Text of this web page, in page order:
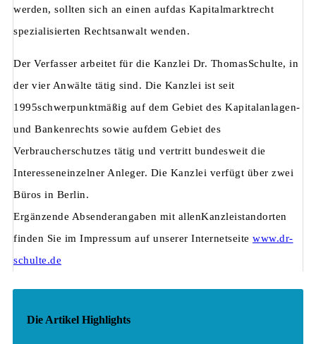
werden, sollten sich an einen aufdas Kapitalmarktrecht
spezialisierten Rechtsanwalt wenden.
Der Verfasser arbeitet für die Kanzlei Dr. ThomasSchulte, in
der vier Anwälte tätig sind. Die Kanzlei ist seit
1995schwerpunktmäßig auf dem Gebiet des Kapitalanlagen-
und Bankenrechts sowie aufdem Gebiet des
Verbraucherschutzes tätig und vertritt bundesweit die
Interesseneinzelner Anleger. Die Kanzlei verfügt über zwei
Büros in Berlin.
Ergänzende Absenderangaben mit allenKanzleistandorten
finden Sie im Impressum auf unserer Internetseite www.dr-
schulte.de
Die Artikel Highlights